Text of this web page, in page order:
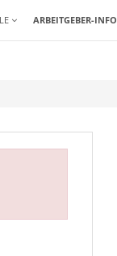
ARBEITGEBER-INFO